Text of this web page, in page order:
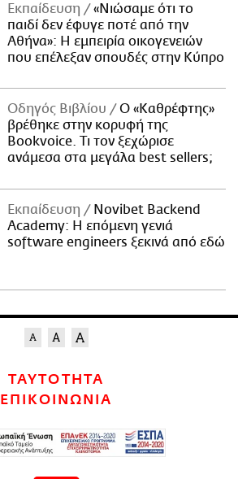
Εκπαίδευση
«Νιώσαμε ότι το
παιδί δεν έφυγε ποτέ από την
Αθήνα»: Η εμπειρία οικογενειών
που επέλεξαν σπουδές στην Κύπρο
Οδηγός Βιβλίου
Ο «Καθρέφτης»
βρέθηκε στην κορυφή της
Bookvoice. Τι τον ξεχώρισε
ανάμεσα στα μεγάλα best sellers;
Εκπαίδευση
Novibet Backend
Academy: Η επόμενη γενιά
software engineers ξεκινά από εδώ
ΤΑΥΤΟΤΗΤΑ
ΕΠΙΚΟΙΝΩΝΙΑ